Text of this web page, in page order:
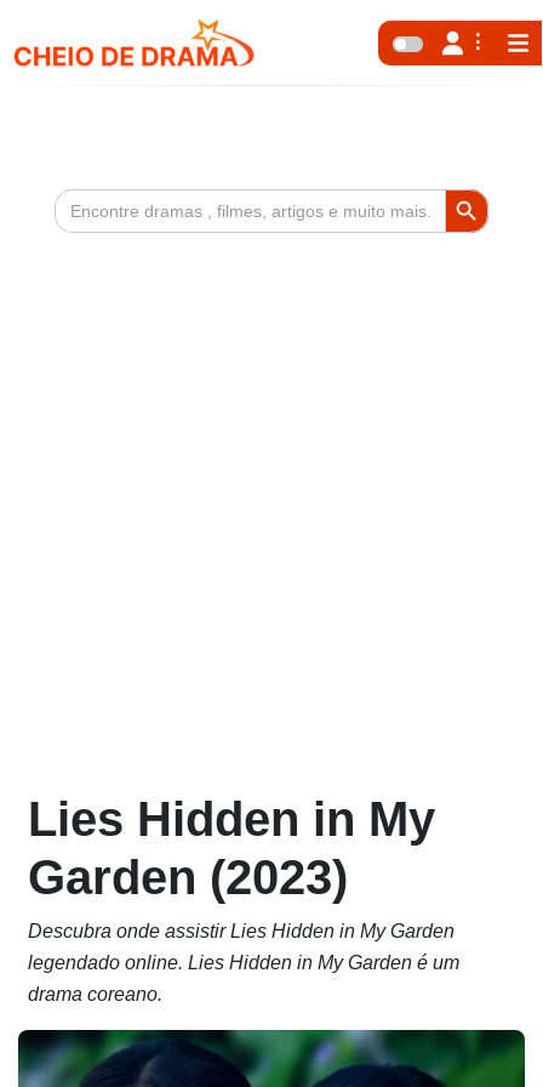
Search
for:
Search Button
Lies Hidden in My
Garden (2023)
Descubra onde assistir Lies Hidden in My Garden
legendado online. Lies Hidden in My Garden é um
drama coreano.